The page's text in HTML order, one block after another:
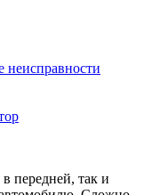
передней, так и